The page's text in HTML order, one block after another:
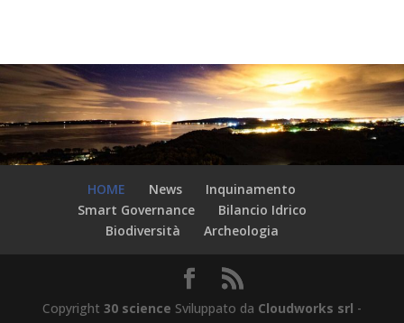
HOME News
Inquinamento
Smart Governance
Bilancio Idrico
Biodiversità
Archeologia
Copyright 30 science Sviluppato da Cloudworks srl -